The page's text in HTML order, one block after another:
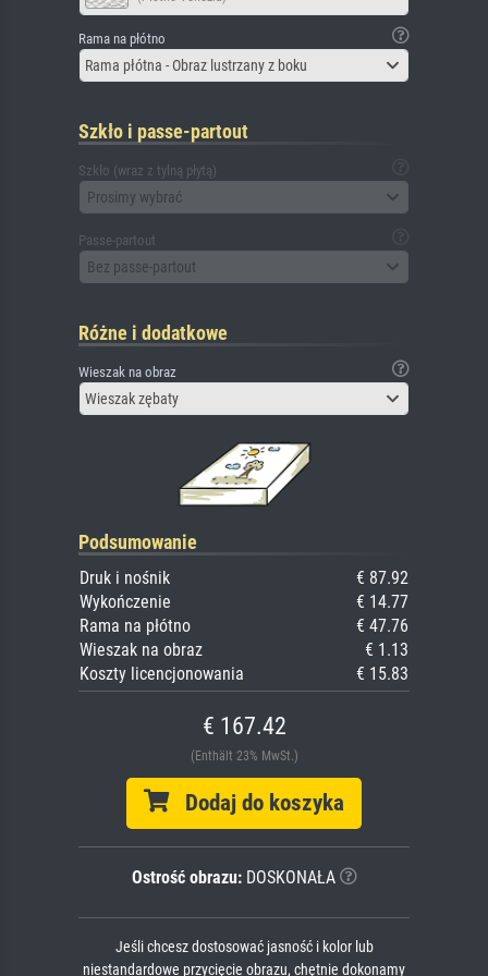
Rama na płótno
Rama płótna - Obraz lustrzany z boku
Szkło i passe-partout
Szkło (wraz z tylną płytą)
Prosimy wybrać
Passe-partout
Bez passe-partout
Różne i dodatkowe
Wieszak na obraz
Wieszak zębaty
Podsumowanie
Druk i nośnik
€ 87.92
Wykończenie
€ 14.77
Rama na płótno
€ 47.76
Wieszak na obraz
€ 1.13
Koszty licencjonowania
€ 15.83
€ 167.42
(Enthält 23% MwSt.)
Dodaj do koszyka
Ostrość obrazu:DOSKONAŁA
Jeśli chcesz dostosować jasność i kolor lub
niestandardowe przycięcie obrazu, chętnie dokonamy